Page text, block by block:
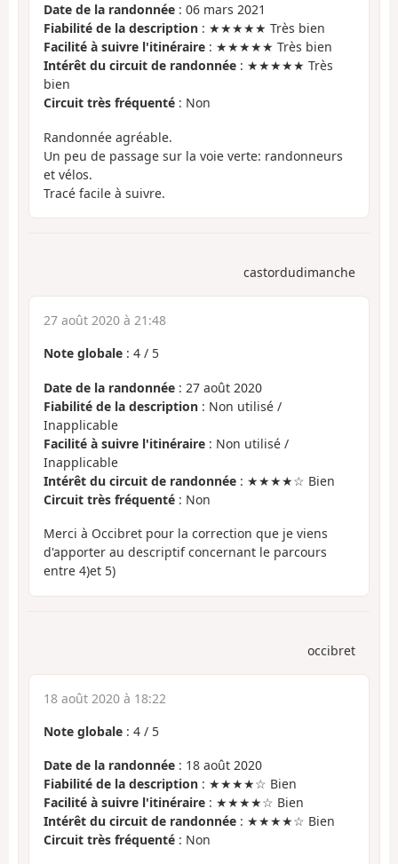
Date de la randonnée : 06 mars 2021
Fiabilité de la description : ★★★★★ Très bien
Facilité à suivre l'itinéraire : ★★★★★ Très bien
Intérêt du circuit de randonnée : ★★★★★ Très
bien
Circuit très fréquenté : Non
Randonnée agréable.
Un peu de passage sur la voie verte: randonneurs
et vélos.
Tracé facile à suivre.
castordudimanche
27 août 2020 à 21:48
Note globale : 4 / 5
Date de la randonnée : 27 août 2020
Fiabilité de la description : Non utilisé /
Inapplicable
Facilité à suivre l'itinéraire : Non utilisé /
Inapplicable
Intérêt du circuit de randonnée : ★★★★☆ Bien
Circuit très fréquenté : Non
Merci à Occibret pour la correction que je viens
d'apporter au descriptif concernant le parcours
entre 4)et 5)
occibret
18 août 2020 à 18:22
Note globale : 4 / 5
Date de la randonnée : 18 août 2020
Fiabilité de la description : ★★★★☆ Bien
Facilité à suivre l'itinéraire : ★★★★☆ Bien
Intérêt du circuit de randonnée : ★★★★☆ Bien
Circuit très fréquenté : Non